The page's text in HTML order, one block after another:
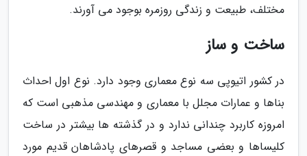
مختلف، طبیعت و زندگی روزمره بوجود می آورند.
ساخت و ساز
در کشور اتیوپی سه نوع معماری وجود دارد. نوع اول احداث
بناها و عمارات مجلل با معماری و مهندسی مذهبی است که
امروزه کاربرد چندانی ندارد و در گذشته ها بیشتر در ساخت
کلیساها و بعضی مساجد و قصرهای پادشاهان قدیم مورد